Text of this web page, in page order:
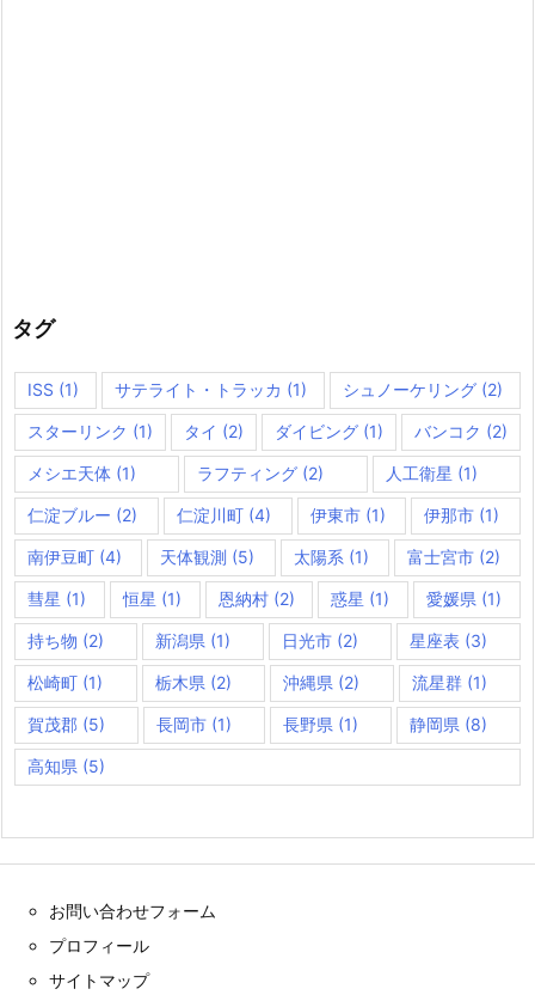
タグ
ISS (1) サテライト・トラッカ (1) シュノーケリング (2)
スターリンク (1) タイ (2) ダイビング (1) バンコク (2)
メシエ天体 (1) ラフティング (2) 人工衛星 (1)
仁淀ブルー (2) 仁淀川町(4) 伊東市(1) 伊那市 (1)
南伊豆町 (4) 天体観測 (5) 太陽系 (1) 富士宮市(2)
彗星 (1) 恒星 (1) 恩納村(2) 惑星 (1) 愛媛県 (1)
持ち物 (2) 新潟県 (1) 日光市 (2) 星座表 (3)
松崎町 (1) 栃木県 (2) 沖縄県 (2) 流星群(1)
賀茂郡 (5) 長岡市 (1) 長野県 (1) 静岡県 (8)
高知県 (5)
お問い合わせフォーム
プロフィール
サイトマップ